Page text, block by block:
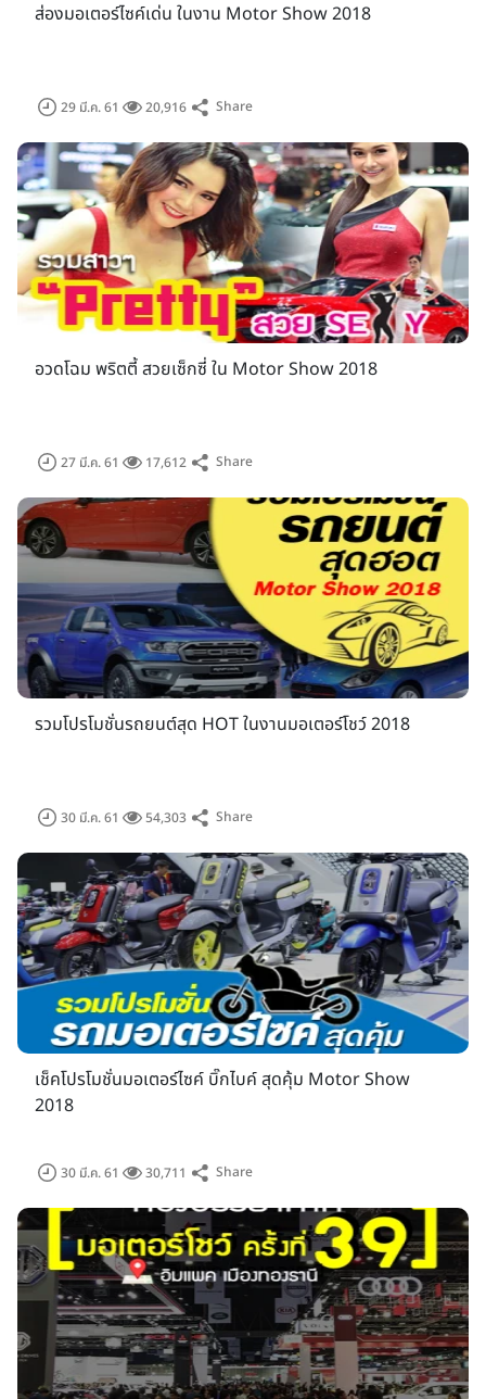
Honda, Yamaha, Suzuki, Kawasaki, GPX, Ducati, Harley-
ส่องมอเตอร์ไซค์เด่น ในงาน Motor Show 2018
29 มี.ค. 61 20,916 Share
อวดโฉม พริตตี้ สวยเซ็กซี่ ใน Motor Show 2018
27 มี.ค. 61 17,612 Share
รวมโปรโมชั่นรถยนต์สุด HOT ในงานมอเตอร์โชว์ 2018
30 มี.ค. 61 54,303 Share
เช็คโปรโมชั่นมอเตอร์ไซค์ บิ๊กไบค์ สุดคุ้ม Motor Show
2018
30 มี.ค. 61 30,711 Share